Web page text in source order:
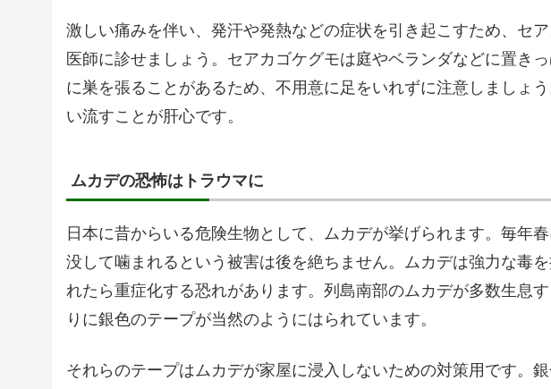
激しい痛みを伴い、発汗や発熱などの症状を引き起こすため、セ
医師に診せましょう。セアカゴケグモは庭やベランダなどに置き
に巣を張ることがあるため、不用意に足をいれずに注意しましょ
い流すことが肝心です。
ムカデの恐怖はトラウマに
日本に昔からいる危険生物として、ムカデが挙げられます。毎年
没して噛まれるという被害は後を絶ちません。ムカデは強力な毒
れたら重症化する恐れがあります。列島南部のムカデが多数生息
りに銀色のテープが当然のようにはられています。
それらのテープはムカデが家屋に浸入しないための対策用です。